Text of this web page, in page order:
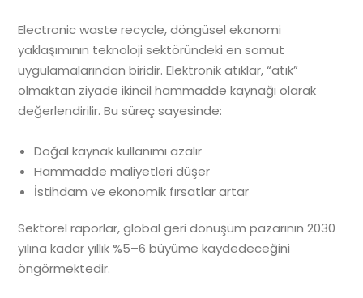
Electronic waste recycle, döngüsel ekonomi
yaklaşımının teknoloji sektöründeki en somut
uygulamalarından biridir. Elektronik atıklar, “atık”
olmaktan ziyade ikincil hammadde kaynağı olarak
değerlendirilir. Bu süreç sayesinde:
Doğal kaynak kullanımı azalır
Hammadde maliyetleri düşer
İstihdam ve ekonomik fırsatlar artar
Sektörel raporlar, global geri dönüşüm pazarının 2030
yılına kadar yıllık %5–6 büyüme kaydedeceğini
öngörmektedir.